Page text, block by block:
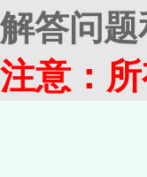
解答问
注意：